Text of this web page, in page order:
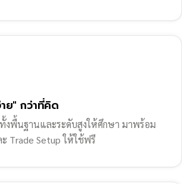
ย" กว่าที่คิด
ทั้งพื้นฐานและระดับสูงให้ศึกษา มาพร้อม
Trade Setup ให้ใช้ฟรี